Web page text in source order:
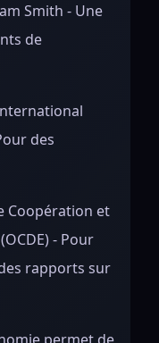
Smith - Une
de
des
Coopération et
- Pour
rapports sur